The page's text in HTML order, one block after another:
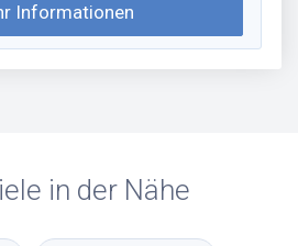
Informationen
in der Nähe